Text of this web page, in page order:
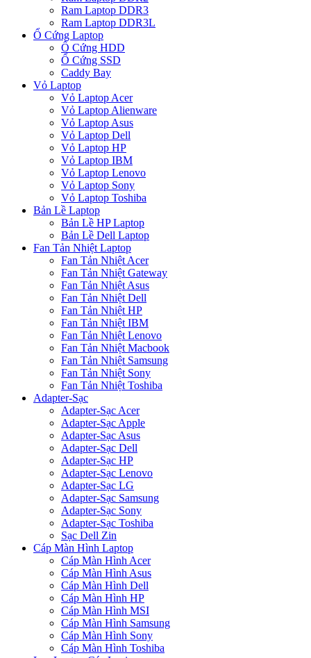
Ram Laptop DDR3
Ram Laptop DDR3L
Ổ Cứng Laptop
Ổ Cứng HDD
Ổ Cứng SSD
Caddy Bay
Vỏ Laptop
Vỏ Laptop Acer
Vỏ Laptop Alienware
Vỏ Laptop Asus
Vỏ Laptop Dell
Vỏ Laptop HP
Vỏ Laptop IBM
Vỏ Laptop Lenovo
Vỏ Laptop Sony
Vỏ Laptop Toshiba
Bản Lề Laptop
Bản Lề HP Laptop
Bản Lề Dell Laptop
Fan Tản Nhiệt Laptop
Fan Tản Nhiệt Acer
Fan Tản Nhiệt Gateway
Fan Tản Nhiệt Asus
Fan Tản Nhiệt Dell
Fan Tản Nhiệt HP
Fan Tản Nhiệt IBM
Fan Tản Nhiệt Lenovo
Fan Tản Nhiệt Macbook
Fan Tản Nhiệt Samsung
Fan Tản Nhiệt Sony
Fan Tản Nhiệt Toshiba
Adapter-Sạc
Adapter-Sạc Acer
Adapter-Sạc Apple
Adapter-Sạc Asus
Adapter-Sạc Dell
Adapter-Sạc HP
Adapter-Sạc Lenovo
Adapter-Sạc LG
Adapter-Sạc Samsung
Adapter-Sạc Sony
Adapter-Sạc Toshiba
Sạc Dell Zin
Cáp Màn Hình Laptop
Cáp Màn Hình Acer
Cáp Màn Hình Asus
Cáp Màn Hình Dell
Cáp Màn Hình HP
Cáp Màn Hình MSI
Cáp Màn Hình Samsung
Cáp Màn Hình Sony
Cáp Màn Hình Toshiba